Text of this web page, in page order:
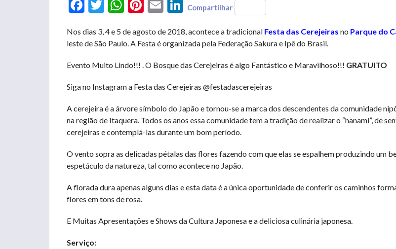
FacebookTwitterWhatsAppPinterest
Email LinkedIn
Compartilhar
Nos dias 3, 4 e 5 de agosto de 2018, acontece a tradicional Festa das Cerejeiras no Parque do
leste de São Paulo. A Festa é organizada pela Federação Sakura e Ipê do Brasil.
Evento Muito Lindo!!! . O Bosque das Cerejeiras é algo Fantástico e Maravilhoso!!! GRATUITO
Siga no Instagram a Festa das Cerejeiras @festadascerejeiras
A cerejeira é a árvore símbolo do Japão e tornou-se a marca dos descendentes da comunidade
na região de Itaquera. Todos os anos essa comunidade tem a tradição de realizar o “hanami”, de
cerejeiras e contemplá-las durante um bom período.
O vento sopra as delicadas pétalas das flores fazendo com que elas se espalhem produzindo um
espetáculo da natureza, tal como acontece no Japão.
A florada dura apenas alguns dias e esta data é a única oportunidade de conferir os caminhos
flores em tons de rosa.
E Muitas Apresentações e Shows da Cultura Japonesa e a deliciosa culinária japonesa.
Serviço: